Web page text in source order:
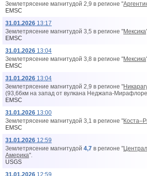
Землетрясение магнитудой 2,9 в регионе "
EMSC
31.01.2026 13:17
Землетрясение магнитудой 3,5 в регионе "Мексика
EMSC
31.01.2026 13:04
Землетрясение магнитудой 3,8 в регионе "Мексика
EMSC
31.01.2026 13:04
Землетрясение магнитудой 2,9 в регионе "
(93,66км на запад от вyлкана Неджапа-
EMSC
31.01.2026 13:00
Землетрясение магнитудой 3,1 в регионе "
EMSC
31.01.2026 12:59
Землетрясение магнитудой 4,7 в регионе "
Америка".
USGS
31.01.2026 12:59